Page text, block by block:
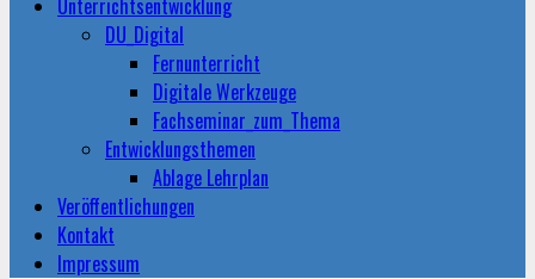
Unterrichtsentwicklung
DU_Digital
Fernunterricht
Digitale Werkzeuge
Fachseminar_zum_Thema
Entwicklungsthemen
Ablage Lehrplan
Veröffentlichungen
Kontakt
Impressum